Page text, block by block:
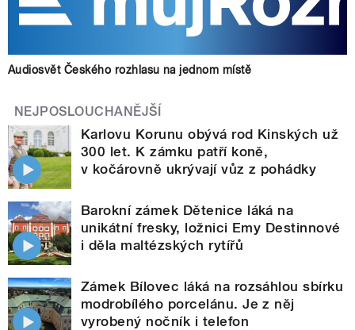
Audiosvět Českého rozhlasu na jednom místě
NEJPOSLOUCHANĚJŠÍ
Karlovu Korunu obývá rod Kinských už
300 let. K zámku patří koně,
v kočárovně ukrývají vůz z pohádky
Barokní zámek Dětenice láká na
unikátní fresky, ložnici Emy Destinnové
i děla maltézských rytířů
Zámek Bílovec láká na rozsáhlou sbírku
modrobílého porcelánu. Je z něj
vyrobený nočník i telefon